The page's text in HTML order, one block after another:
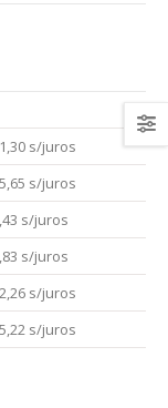
s/juros
s/juros
s/juros
s/juros
s/juros
s/juros